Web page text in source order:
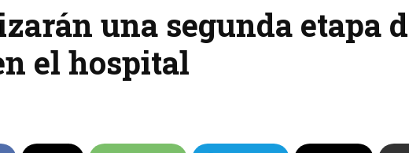
una segunda etapa
el hospital